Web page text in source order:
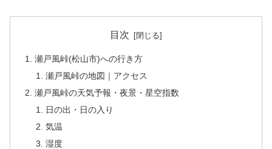
目次
瀬戸風峠(松山市)への行き方
瀬戸風峠の地図｜アクセス
瀬戸風峠の天気予報・夜景・星空指数
日の出・日の入り
気温
湿度